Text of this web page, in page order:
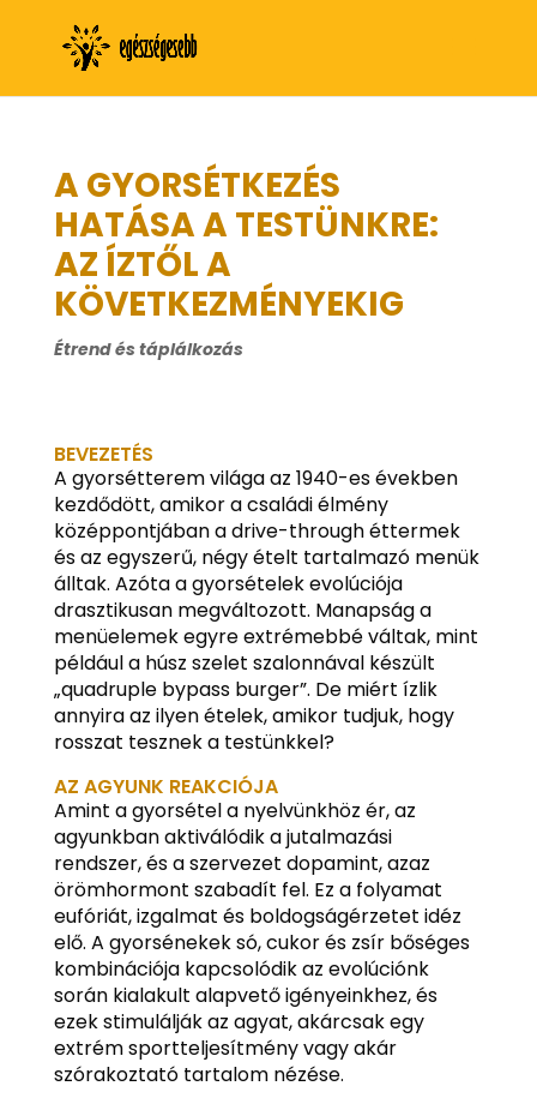
A GYORSÉTKEZÉS
HATÁSA A TESTÜNKRE:
AZ ÍZTŐL A
KÖVETKEZMÉNYEKIG
Étrend és táplálkozás
BEVEZETÉS
A gyorsétterem világa az 1940-es években
kezdődött, amikor a családi élmény
középpontjában a drive-through éttermek
és az egyszerű, négy ételt tartalmazó menük
álltak. Azóta a gyorsételek evolúciója
drasztikusan megváltozott. Manapság a
menüelemek egyre extrémebbé váltak, mint
például a húsz szelet szalonnával készült
„quadruple bypass burger”. De miért ízlik
annyira az ilyen ételek, amikor tudjuk, hogy
rosszat tesznek a testünkkel?
AZ AGYUNK REAKCIÓJA
Amint a gyorsétel a nyelvünkhöz ér, az
agyunkban aktiválódik a jutalmazási
rendszer, és a szervezet dopamint, azaz
örömhormont szabadít fel. Ez a folyamat
eufóriát, izgalmat és boldogságérzetet idéz
elő. A gyorsénekek só, cukor és zsír bőséges
kombinációja kapcsolódik az evolúciónk
során kialakult alapvető igényeinkhez, és
ezek stimulálják az agyat, akárcsak egy
extrém sportteljesítmény vagy akár
szórakoztató tartalom nézése.